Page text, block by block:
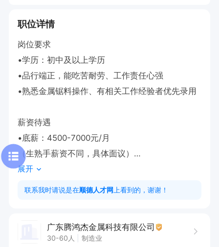
职位详情
岗位要求
•学历：初中及以上学历
•品行端正，能吃苦耐劳、工作责任心强
•熟悉金属锯料操作、有相关工作经验者优先录用
薪资待遇
•底薪：4500-7000元/月
（生熟手薪资不同，具体面议）
•加班费另算，多劳多得
•公司提供免费2个工作餐，福利贴心
展开
联系我时请说是在顺德人才网 上看到的，谢谢！
广东腾鸿杰金属科技有限公司
30-60人 制造业